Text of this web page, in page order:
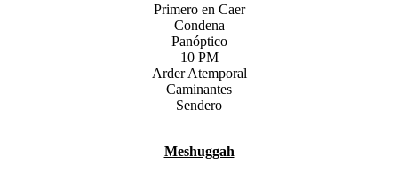
Primero en Caer
Condena
Panóptico
10 PM
Arder Atemporal
Caminantes
Sendero
Meshuggah